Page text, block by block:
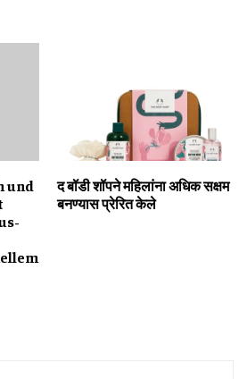
und
द बॉडी शॉपने महिलांना अधिक सक्षम
बनण्यास प्रेरित केले